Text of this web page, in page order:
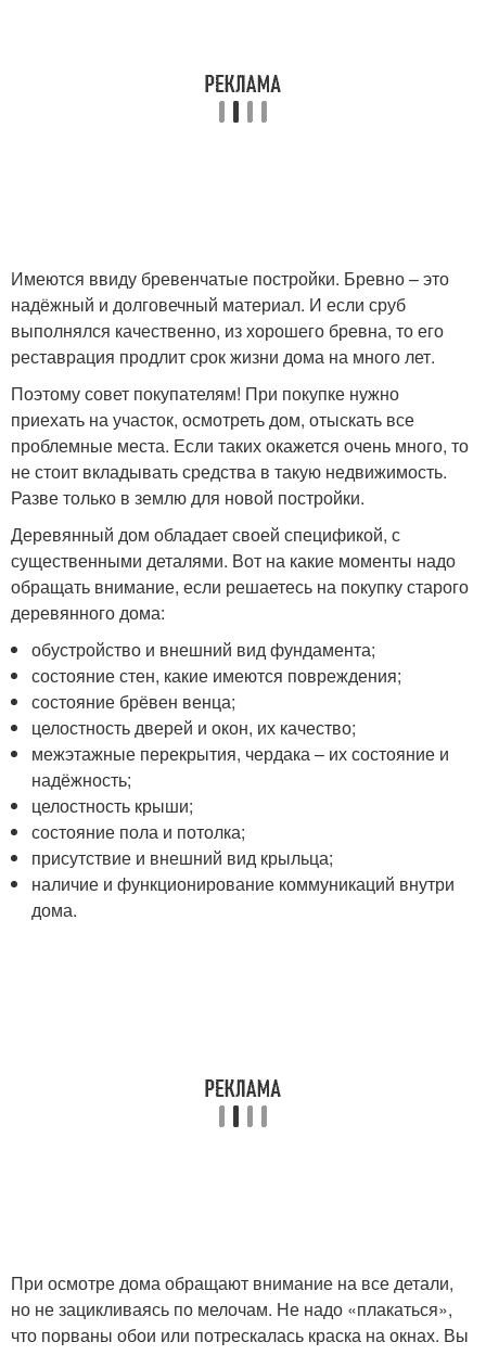
Имеются ввиду бревенчатые постройки. Бревно – это
надёжный и долговечный материал. И если сруб
выполнялся качественно, из хорошего бревна, то его
реставрация продлит срок жизни дома на много лет.
Поэтому совет покупателям! При покупке нужно
приехать на участок, осмотреть дом, отыскать все
проблемные места. Если таких окажется очень много, то
не стоит вкладывать средства в такую недвижимость.
Разве только в землю для новой постройки.
Деревянный дом обладает своей спецификой, с
существенными деталями. Вот на какие моменты надо
обращать внимание, если решаетесь на покупку старого
деревянного дома:
обустройство и внешний вид фундамента;
состояние стен, какие имеются повреждения;
состояние брёвен венца;
целостность дверей и окон, их качество;
межэтажные перекрытия, чердака – их состояние и
надёжность;
целостность крыши;
состояние пола и потолка;
присутствие и внешний вид крыльца;
наличие и функционирование коммуникаций внутри
дома.
При осмотре дома обращают внимание на все детали,
но не зацикливаясь по мелочам. Не надо «плакаться»,
что порваны обои или потрескалась краска на окнах. Вы